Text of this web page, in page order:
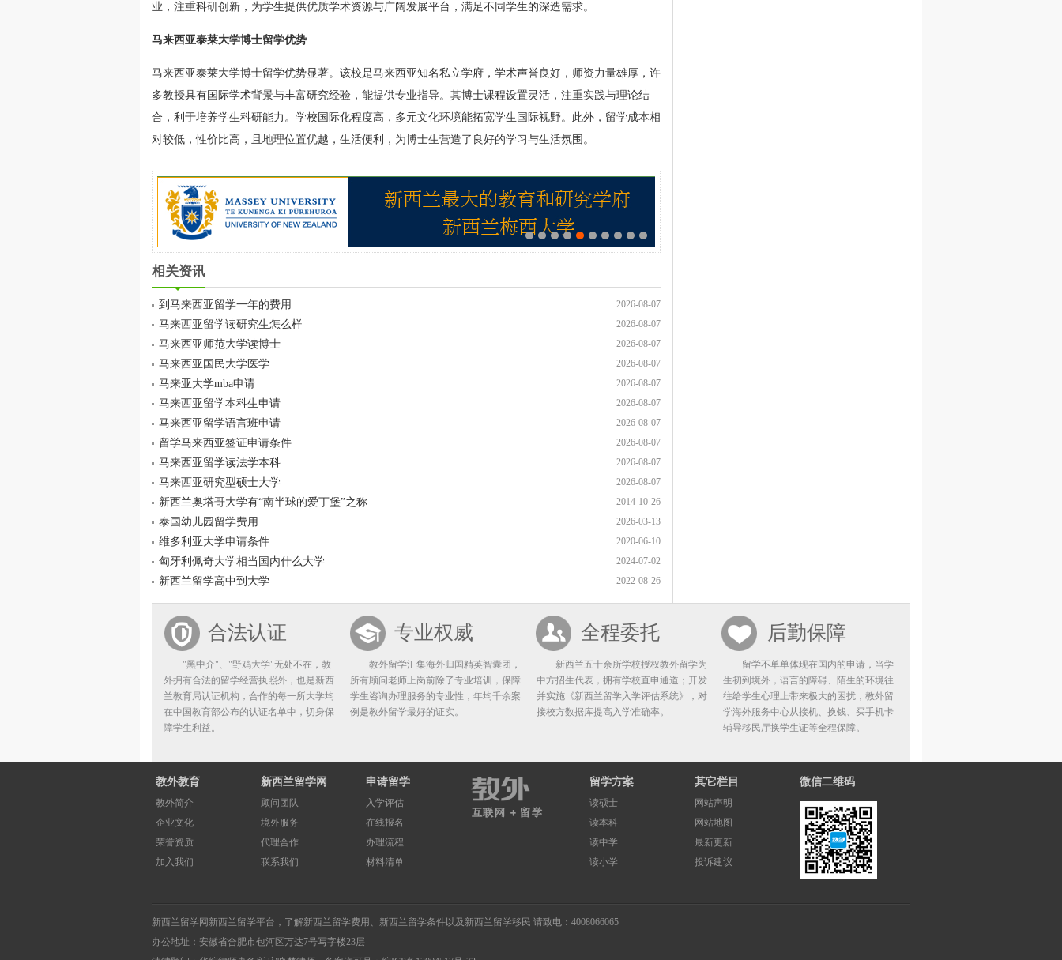
业，注重科研创新，为学生提供优质学术资源与广阔发展平台，满足不同学生的深造需求。
马来西亚泰莱大学博士留学优势
马来西亚泰莱大学博士留学优势显著。该校是马来西亚知名私立学府，学术声誉良好，师资力量雄厚，许
多教授具有国际学术背景与丰富研究经验，能提供专业指导。其博士课程设置灵活，注重实践与理论结
合，利于培养学生科研能力。学校国际化程度高，多元文化环境能拓宽学生国际视野。此外，留学成本相
对较低，性价比高，且地理位置优越，生活便利，为博士生营造了良好的学习与生活氛围。
相关资讯
2026-08-07
到马来西亚留学一年的费用
2026-08-07
马来西亚留学读研究生怎么样
2026-08-07
马来西亚师范大学读博士
2026-08-07
马来西亚国民大学医学
2026-08-07
马来亚大学mba申请
2026-08-07
马来西亚留学本科生申请
2026-08-07
马来西亚留学语言班申请
2026-08-07
留学马来西亚签证申请条件
2026-08-07
马来西亚留学读法学本科
2026-08-07
马来西亚研究型硕士大学
2014-10-26
新西兰奥塔哥大学有“南半球的爱丁堡”之称
2026-03-13
泰国幼儿园留学费用
2020-06-10
维多利亚大学申请条件
2024-07-02
匈牙利佩奇大学相当国内什么大学
2022-08-26
新西兰留学高中到大学
合法认证
"黑中介"、"野鸡大学"无处不在，教
外拥有合法的留学经营执照外，也是新西
兰教育局认证机构，合作的每一所大学均
在中国教育部公布的认证名单中，切身保
障学生利益。
专业权威
教外留学汇集海外归国精英智囊团，
所有顾问老师上岗前除了专业培训，保障
学生咨询办理服务的专业性，年均千余案
例是教外留学最好的证实。
全程委托
新西兰五十余所学校授权教外留学为
中方招生代表，拥有学校直申通道；开发
并实施《新西兰留学入学评估系统》，对
接校方数据库提高入学准确率。
后勤保障
留学不单单体现在国内的申请，当学
生初到境外，语言的障碍、陌生的环境往
往给学生心理上带来极大的困扰，教外留
学海外服务中心从接机、换钱、买手机卡
辅导移民厅换学生证等全程保障。
教外教育
教外简介
企业文化
荣誉资质
加入我们
新西兰留学网
顾问团队
境外服务
代理合作
联系我们
申请留学
入学评估
在线报名
办理流程
材料清单
留学方案
读硕士
读本科
读中学
读小学
其它栏目
网站声明
网站地图
最新更新
投诉建议
微信二维码
新西兰留学网 新西兰留学平台，了解新西兰留学费用 、 新西兰留学条件以及 新西兰留学移民 请致电：4008066065
办公地址：安徽省合肥市包河区万达7号写字楼23层